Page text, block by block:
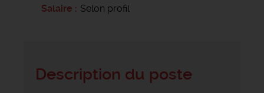
Salaire
Selon profil
Description du poste